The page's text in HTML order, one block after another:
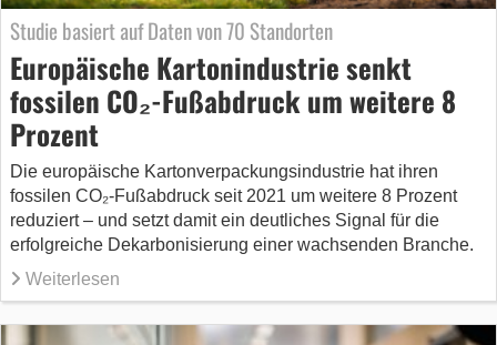
Studie basiert auf Daten von 70 Standorten
Europäische Kartonindustrie senkt
fossilen CO₂-Fußabdruck um weitere 8
Prozent
Die europäische Kartonverpackungsindustrie hat ihren
fossilen CO₂-Fußabdruck seit 2021 um weitere 8 Prozent
reduziert – und setzt damit ein deutliches Signal für die
erfolgreiche Dekarbonisierung einer wachsenden Branche.
Weiterlesen